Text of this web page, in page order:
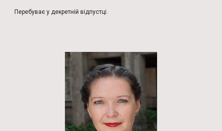
Перебуває у декретній відпустці.